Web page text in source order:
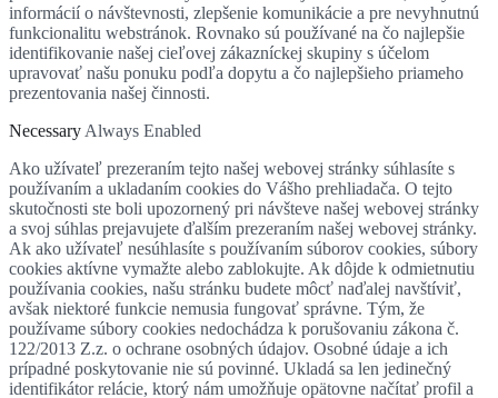
informácií o návštevnosti, zlepšenie komunikácie a pre nevyhnutnú
funkcionalitu webstránok. Rovnako sú používané na čo najlepšie
identifikovanie našej cieľovej zákazníckej skupiny s účelom
upravovať našu ponuku podľa dopytu a čo najlepšieho priameho
prezentovania našej činnosti.
Necessary Always Enabled
Ako užívateľ prezeraním tejto našej webovej stránky súhlasíte s
používaním a ukladaním cookies do Vášho prehliadača. O tejto
skutočnosti ste boli upozornený pri návšteve našej webovej stránky
a svoj súhlas prejavujete ďalším prezeraním našej webovej stránky.
Ak ako užívateľ nesúhlasíte s používaním súborov cookies, súbory
cookies aktívne vymažte alebo zablokujte. Ak dôjde k odmietnutiu
používania cookies, našu stránku budete môcť naďalej navštíviť,
avšak niektoré funkcie nemusia fungovať správne. Tým, že
používame súbory cookies nedochádza k porušovaniu zákona č.
122/2013 Z.z. o ochrane osobných údajov. Osobné údaje a ich
prípadné poskytovanie nie sú povinné. Ukladá sa len jedinečný
identifikátor relácie, ktorý nám umožňuje opätovne načítať profil a